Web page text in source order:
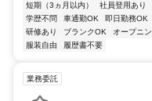
短期（3ヵ月以内） 社員登用あり
学歴不問
車通勤OK 即日勤務OK
研修あり
ブランクOK オープニ
服装自由
履歴書不要
業務委託